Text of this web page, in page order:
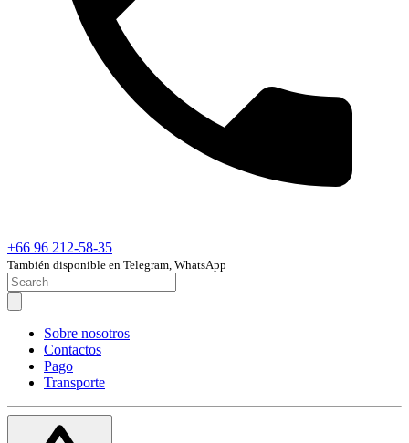
+66 96 212-58-35
También disponible en Telegram, WhatsApp
Sobre nosotros
Contactos
Pago
Transporte